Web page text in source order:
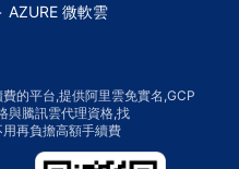
AZURE 微軟雲
的平台,提供阿里雲免實名,GCP
與騰訊雲代理資格,找
再負擔高額手續費